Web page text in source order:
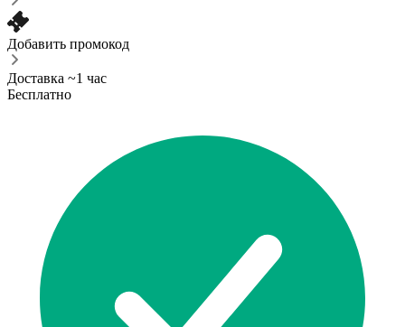
Добавить промокод
Доставка ~1 час
Бесплатно